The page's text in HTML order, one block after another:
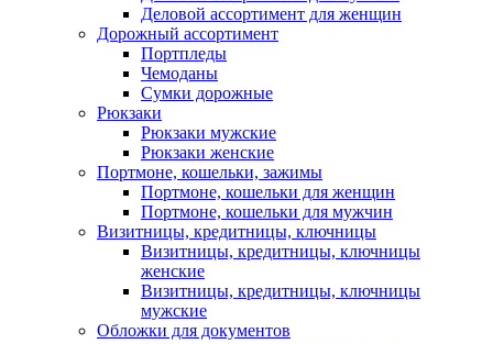
Деловой ассортимент для женщин
Дорожный ассортимент
Портпледы
Чемоданы
Сумки дорожные
Рюкзаки
Рюкзаки мужские
Рюкзаки женские
Портмоне, кошельки, зажимы
Портмоне, кошельки для женщин
Портмоне, кошельки для мужчин
Визитницы, кредитницы, ключницы
Визитницы, кредитницы, ключницы
женские
Визитницы, кредитницы, ключницы
мужские
Обложки для документов